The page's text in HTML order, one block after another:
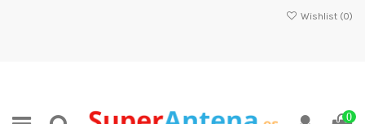
Wishlist (0)
0